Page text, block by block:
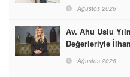
Ağustos 2026
Av. Ahu Uslu
Değerleriyle
Ağustos 2026